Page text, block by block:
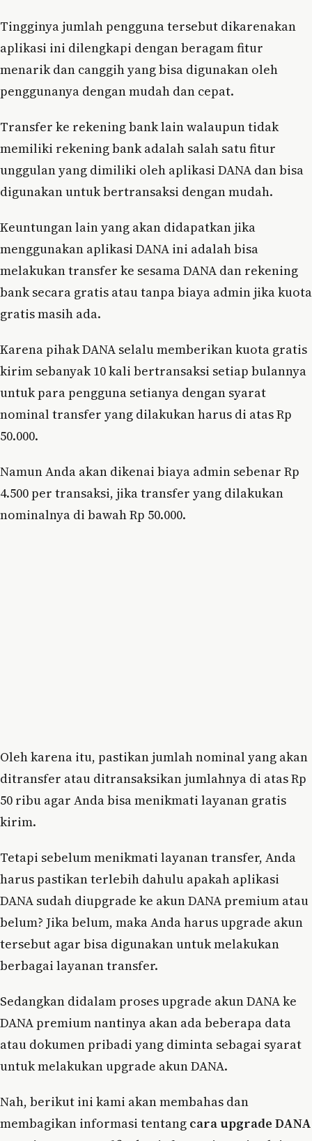
Tingginya jumlah pengguna tersebut dikarenakan
aplikasi ini dilengkapi dengan beragam fitur
menarik dan canggih yang bisa digunakan oleh
penggunanya dengan mudah dan cepat.
Transfer ke rekening bank lain walaupun tidak
memiliki rekening bank adalah salah satu fitur
unggulan yang dimiliki oleh aplikasi DANA dan bisa
digunakan untuk bertransaksi dengan mudah.
Keuntungan lain yang akan didapatkan jika
menggunakan aplikasi DANA ini adalah bisa
melakukan transfer ke sesama DANA dan rekening
bank secara gratis atau tanpa biaya admin jika kuota
gratis masih ada.
Karena pihak DANA selalu memberikan kuota gratis
kirim sebanyak 10 kali bertransaksi setiap bulannya
untuk para pengguna setianya dengan syarat
nominal transfer yang dilakukan harus di atas Rp
50.000.
Namun Anda akan dikenai biaya admin sebenar Rp
4.500 per transaksi, jika transfer yang dilakukan
nominalnya di bawah Rp 50.000.
Oleh karena itu, pastikan jumlah nominal yang akan
ditransfer atau ditransaksikan jumlahnya di atas Rp
50 ribu agar Anda bisa menikmati layanan gratis
kirim.
Tetapi sebelum menikmati layanan transfer, Anda
harus pastikan terlebih dahulu apakah aplikasi
DANA sudah diupgrade ke akun DANA premium atau
belum? Jika belum, maka Anda harus upgrade akun
tersebut agar bisa digunakan untuk melakukan
berbagai layanan transfer.
Sedangkan didalam proses upgrade akun DANA ke
DANA premium nantinya akan ada beberapa data
atau dokumen pribadi yang diminta sebagai syarat
untuk melakukan upgrade akun DANA.
Nah, berikut ini kami akan membahas dan
membagikan informasi tentang cara upgrade DANA